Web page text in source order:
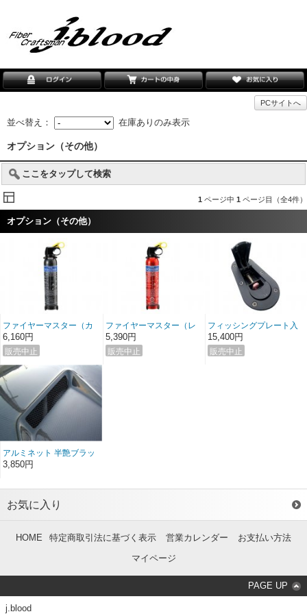
PCサイトへ
並べ替え： 在庫ありのみ表示
オプション（その他）
ここをタップして検索
1 ページ中 1 ページ目（全4件）
オプション（その他）
ファイヤーマスター（カ
ーボン）
6,160円
ファイヤーマスター（レ
ッド）
5,390円
フィッシングプレート入
りエアロキャッチ（コン
プリートタイプ）
15,400円
アルミネット 半艶ブラッ
ク
3,850円
お気に入り
HOME 特定商取引法に基づく表示 営業カレンダー
お支払い方法
マイページ
PAGE UP
j.blood